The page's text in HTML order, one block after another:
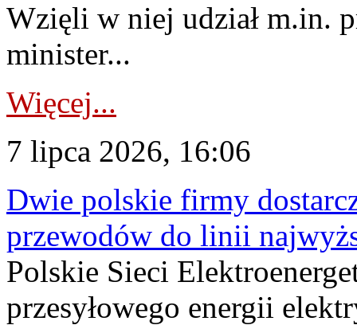
Wzięli w niej udział m.in.
minister...
Więcej...
7 lipca 2026, 16:06
Dwie polskie firmy
przewodów do linii
Polskie Sieci
przesyłowego energii